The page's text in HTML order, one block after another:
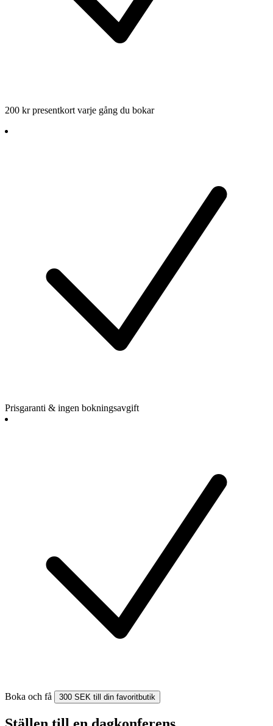
200 kr presentkort varje gång du bokar
Prisgaranti & ingen bokningsavgift
Boka och få 300 SEK till din favoritbutik